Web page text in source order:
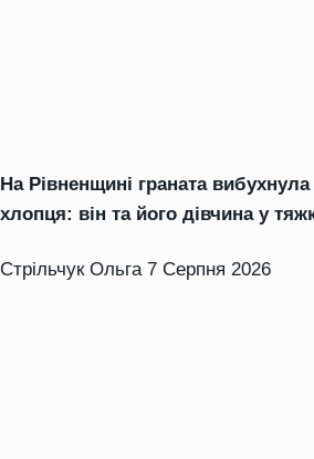
На Рівненщині граната
хлопця: він та його дівчина у
Стрільчук Ольга 7 Серпня 2026